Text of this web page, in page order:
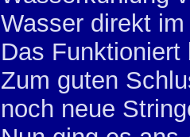
Wasser direkt
Das Funktioniert
Zum guten
noch neue